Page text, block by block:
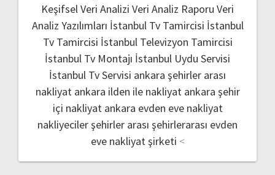
Keşifsel Veri Analizi Veri Analiz Raporu Veri
Analiz Yazılımları İstanbul Tv Tamircisi İstanbul
Tv Tamircisi İstanbul Televizyon Tamircisi
İstanbul Tv Montajı İstanbul Uydu Servisi
İstanbul Tv Servisi ankara şehirler arası
nakliyat ankara ilden ile nakliyat ankara şehir
içi nakliyat ankara evden eve nakliyat
nakliyeciler şehirler arası şehirlerarası evden
eve nakliyat şirketi <